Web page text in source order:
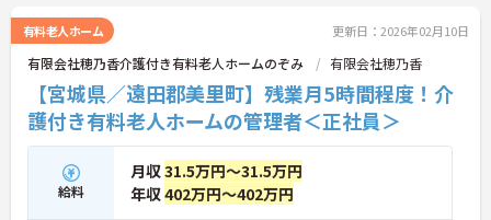
有料老人ホーム 更新日：2026年02月10日
有限会社穂乃香介護付き有料老人ホームのぞみ 有限会社穂乃香
【宮城県／遠田郡美里町】残業月5時間程度！介
護付き有料老人ホームの管理者＜正社員＞
給料
月収31.5万円～31.5万円
年収402万円～402万円